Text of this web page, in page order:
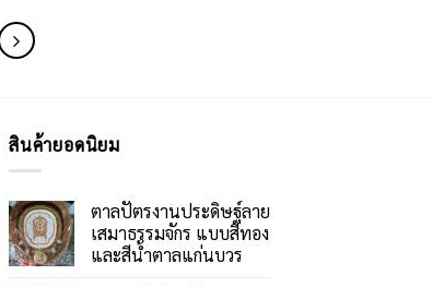
สินค้ายอดนิยม
ตาลปัตรงานประดิษฐ์ลาย
เสมาธรรมจักร แบบสีทอง
และสีน้ำตาลแก่นบวร